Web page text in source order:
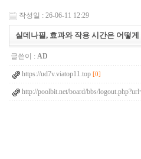
작성일 : 26-06-11 12:29
실데나필, 효과와 작용 시간은 어떻
글쓴이 : AD
https://ud7v.viatop11.top [0]
http://poolbit.net/board/bbs/